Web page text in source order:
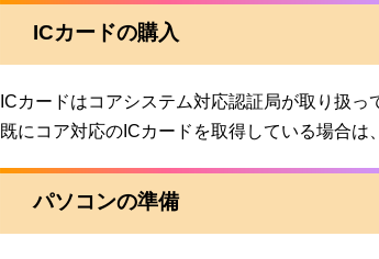
ICカードの購入
ICカードはコアシステム対応認証局が取り扱っ
既にコア対応のICカードを取得している場合は
パソコンの準備